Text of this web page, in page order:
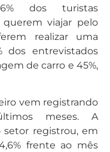
dos turistas
viajar pelo
realizar uma
dos entrevistados
de carro e 45%,
vem registrando
meses. A
registrou, em
frente ao mês